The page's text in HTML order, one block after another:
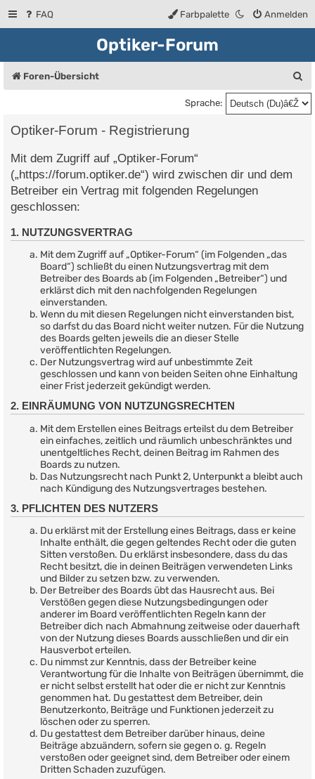
FAQ Anmelden
Farbpalette
Optiker-Forum
Foren-Übersicht
u
c
Sprache:
Optiker-Forum - Registrierung
Mit dem Zugriff auf „Optiker-Forum“
(„https://forum.optiker.de“) wird zwischen dir und dem
Betreiber ein Vertrag mit folgenden Regelungen
geschlossen:
1. NUTZUNGSVERTRAG
Mit dem Zugriff auf „Optiker-Forum“ (im Folgenden „das
Board“) schließt du einen Nutzungsvertrag mit dem
Betreiber des Boards ab (im Folgenden „Betreiber“) und
erklärst dich mit den nachfolgenden Regelungen
einverstanden.
Wenn du mit diesen Regelungen nicht einverstanden bist,
so darfst du das Board nicht weiter nutzen. Für die Nutzung
des Boards gelten jeweils die an dieser Stelle
veröffentlichten Regelungen.
Der Nutzungsvertrag wird auf unbestimmte Zeit
geschlossen und kann von beiden Seiten ohne Einhaltung
einer Frist jederzeit gekündigt werden.
2. EINRÄUMUNG VON NUTZUNGSRECHTEN
Mit dem Erstellen eines Beitrags erteilst du dem Betreiber
ein einfaches, zeitlich und räumlich unbeschränktes und
unentgeltliches Recht, deinen Beitrag im Rahmen des
Boards zu nutzen.
Das Nutzungsrecht nach Punkt 2, Unterpunkt a bleibt auch
nach Kündigung des Nutzungsvertrages bestehen.
3. PFLICHTEN DES NUTZERS
Du erklärst mit der Erstellung eines Beitrags, dass er keine
Inhalte enthält, die gegen geltendes Recht oder die guten
Sitten verstoßen. Du erklärst insbesondere, dass du das
Recht besitzt, die in deinen Beiträgen verwendeten Links
und Bilder zu setzen bzw. zu verwenden.
Der Betreiber des Boards übt das Hausrecht aus. Bei
Verstößen gegen diese Nutzungsbedingungen oder
anderer im Board veröffentlichten Regeln kann der
Betreiber dich nach Abmahnung zeitweise oder dauerhaft
von der Nutzung dieses Boards ausschließen und dir ein
Hausverbot erteilen.
Du nimmst zur Kenntnis, dass der Betreiber keine
Verantwortung für die Inhalte von Beiträgen übernimmt, die
er nicht selbst erstellt hat oder die er nicht zur Kenntnis
genommen hat. Du gestattest dem Betreiber, dein
Benutzerkonto, Beiträge und Funktionen jederzeit zu
löschen oder zu sperren.
Du gestattest dem Betreiber darüber hinaus, deine
Beiträge abzuändern, sofern sie gegen o. g. Regeln
verstoßen oder geeignet sind, dem Betreiber oder einem
Dritten Schaden zuzufügen.